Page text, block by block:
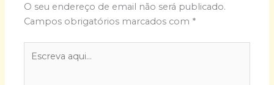
O seu endereço de email não será publicado.
Campos obrigatórios marcados com *